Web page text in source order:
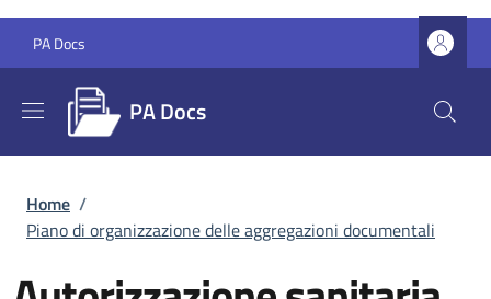
PA Docs
PA Docs
Briciole di pane
Home /
Piano di organizzazione delle aggregazioni documentali